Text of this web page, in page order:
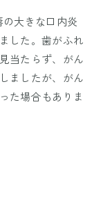
大きな口内炎
した。歯がふれ
当たらず、がん
ましたが、がん
た場合もありま